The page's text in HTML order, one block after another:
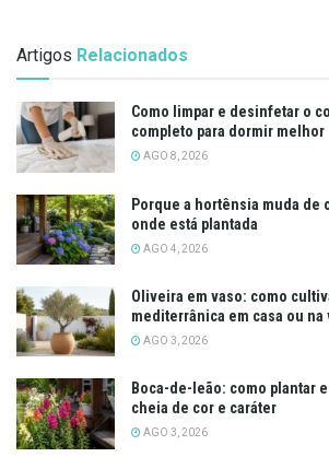
Artigos Relacionados
Como limpar e desinfetar o
completo para dormir melhor
AGO 8, 2026
Porque a hortênsia muda de
onde está plantada
AGO 4, 2026
Oliveira em vaso: como
mediterrânica em casa ou na
AGO 3, 2026
Boca-de-leão: como plantar
cheia de cor e caráter
AGO 3, 2026